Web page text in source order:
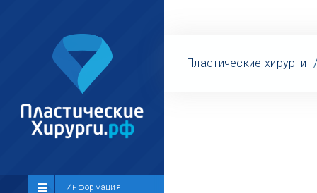
Информация
Сообщество
Пластические хирурги